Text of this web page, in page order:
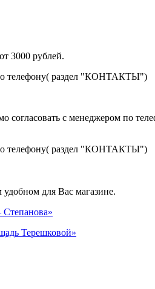
3000 рублей.
телефону( раздел "КОНТАКТЫ")
согласовать с менеджером по
телефону( раздел "КОНТАКТЫ")
для Вас магазине.
Степанова»
Терешковой»